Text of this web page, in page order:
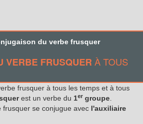
du verbe frusquer
VERBE FRUSQUER À TOUS
frusquer à tous les temps et à tous
est un verbe du 1er groupe
frusquer se conjugue avec l'auxiliaire